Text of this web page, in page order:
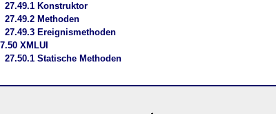
27.49.1 Konstruktor
27.49.2 Methoden
27.49.3 Ereignismethoden
XMLUI
27.50.1 Statische Methoden